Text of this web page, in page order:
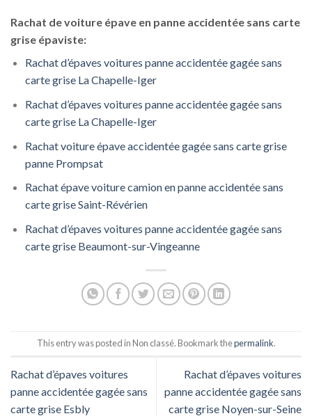
Rachat de voiture épave en panne accidentée sans carte
grise épaviste:
Rachat d’épaves voitures panne accidentée gagée sans
carte grise La Chapelle-Iger
Rachat d’épaves voitures panne accidentée gagée sans
carte grise La Chapelle-Iger
Rachat voiture épave accidentée gagée sans carte grise
panne Prompsat
Rachat épave voiture camion en panne accidentée sans
carte grise Saint-Révérien
Rachat d’épaves voitures panne accidentée gagée sans
carte grise Beaumont-sur-Vingeanne
This entry was posted in Non classé. Bookmark thepermalink.
Rachat d’épaves voitures
panne accidentée gagée sans
carte grise Esbly
Rachat d’épaves voitures
panne accidentée gagée sans
carte grise Noyen-sur-Seine